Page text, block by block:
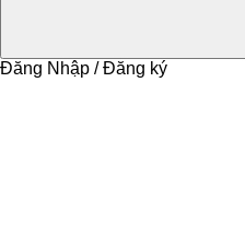
Đăng Nhập / Đăng ký